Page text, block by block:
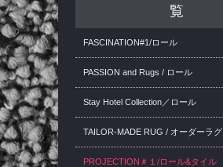
覧
FASCINATION#1/ロール
PASSION and Rugs / ロール
Stay Hotel Collection／ロール
TAILOR-MADE RUG / オーダーラグ
PROJECTION＃１/ロール&タイル